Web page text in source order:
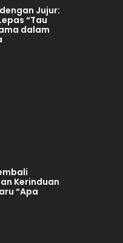
Jujur:
“Tau
dalam
Kerinduan
“Apa